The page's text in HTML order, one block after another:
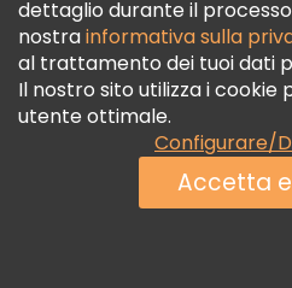
dettaglio durante il
nostrainformativa sulla
al trattamento dei tuoi dati
Il nostro sito utilizza i
utente ottimale.
Configurare/
Accetta